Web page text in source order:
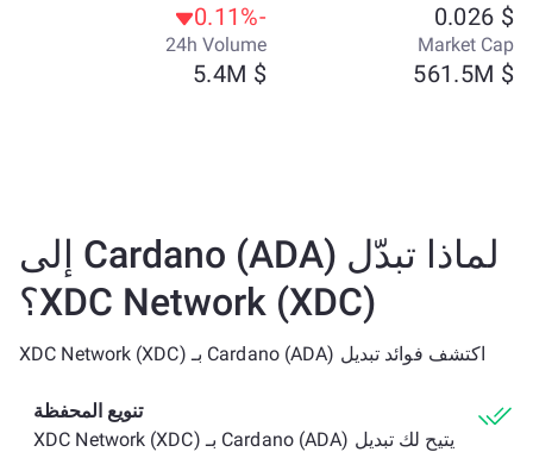
$ 0.026
-0.11%
Market Cap
$ 561.5M
24h Volume
$ 5.4M
لماذا تبدّل Cardano (ADA) إلى
XDC Network (XDC)؟
اكتشف فوائد تبديل Cardano (ADA) بـ XDC Network (XDC)
تنويع المحفظة
يتيح لك تبديل Cardano (ADA) بـ XDC Network (XDC)